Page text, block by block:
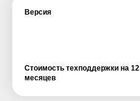
Версия
Стоимость техподдержки на 12
месяцев